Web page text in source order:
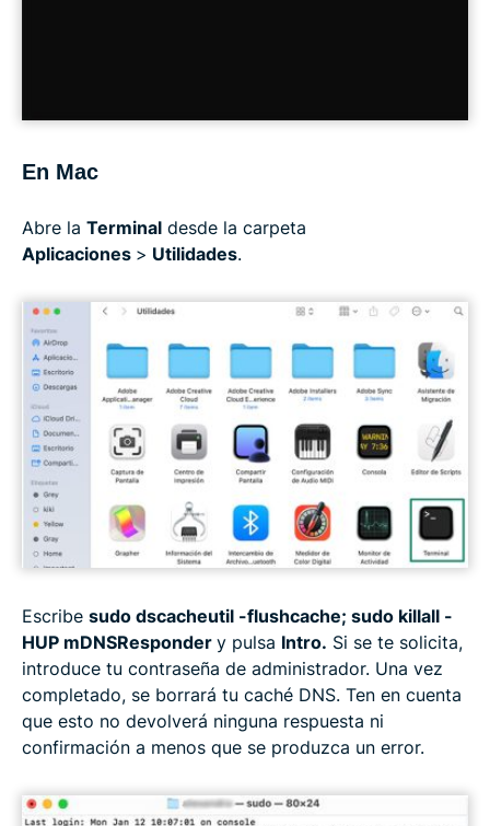
En Mac
Abre la Terminal desde la carpeta
Aplicaciones > Utilidades.
Escribe sudo dscacheutil -flushcache; sudo killall -
HUP mDNSResponder y pulsa Intro. Si se te solicita,
introduce tu contraseña de administrador. Una vez
completado, se borrará tu caché DNS. Ten en cuenta
que esto no devolverá ninguna respuesta ni
confirmación a menos que se produzca un error.